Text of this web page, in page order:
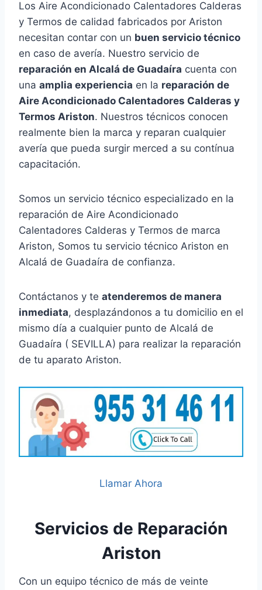
Los Aire Acondicionado Calentadores Calderas
y Termos de calidad fabricados por Ariston
necesitan contar con un buen servicio técnico
en caso de avería. Nuestro servicio de
reparación en Alcalá de Guadaíra cuenta con
una amplia experiencia en la reparación de
Aire Acondicionado Calentadores Calderas y
Termos Ariston. Nuestros técnicos conocen
realmente bien la marca y reparan cualquier
avería que pueda surgir merced a su contínua
capacitación.
Somos un servicio técnico especializado en la
reparación de Aire Acondicionado
Calentadores Calderas y Termos de marca
Ariston, Somos tu servicio técnico Ariston en
Alcalá de Guadaíra de confianza.
Contáctanos y te atenderemos de manera
inmediata, desplazándonos a tu domicilio en el
mismo día a cualquier punto de Alcalá de
Guadaíra ( SEVILLA) para realizar la reparación
de tu aparato Ariston.
Llamar Ahora
Servicios de Reparación
Ariston
Con un equipo técnico de más de veinte